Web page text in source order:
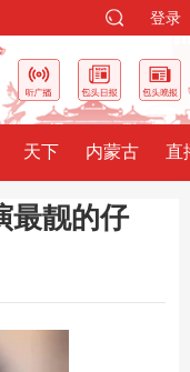
登录
天下 内蒙古 直
最靓的仔